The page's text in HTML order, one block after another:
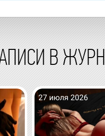
В
27 июля 2026